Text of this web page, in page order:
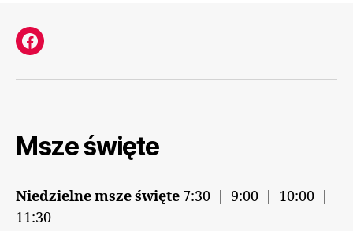
Facebook
Msze święte
Niedzielne msze święte 7:30 | 9:00 | 10:00 |
11:30